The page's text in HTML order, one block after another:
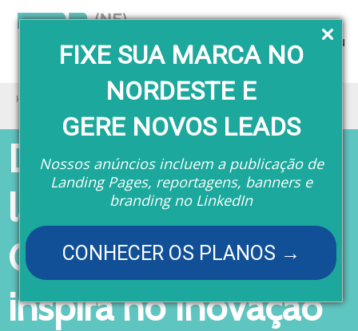
FIXE SUA MARCA NO
NORDESTE E
GERE NOVOS LEADS
Nossos anúncios incluem a publicação de
Landing Pages, reportagens, banners e
branding no LinkedIn
CONHECER OS PLANOS →
Menu
Home
De catador de
latinhas a CEO:
Geraldo Rufino
inspira no Inovação